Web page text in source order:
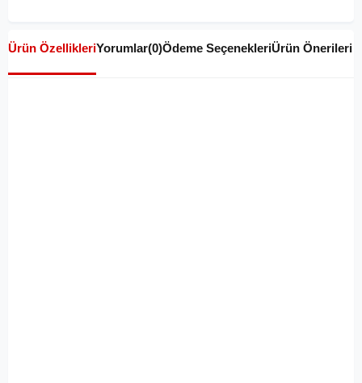
Ürün ÖzellikleriYorumlar(0)Ödeme SeçenekleriÜrün Önerileri